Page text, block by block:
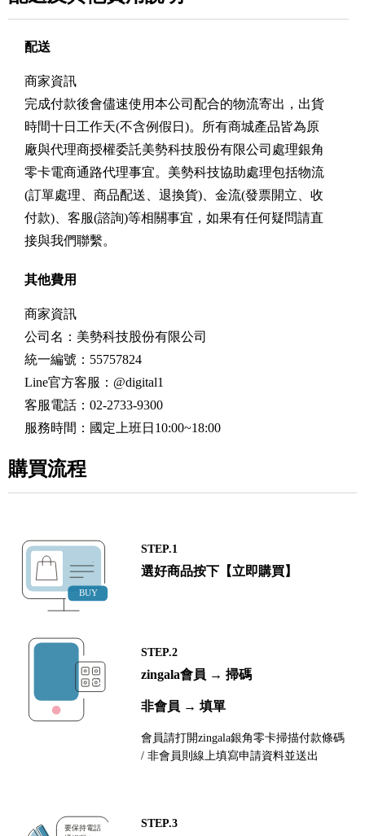
配送
商家資訊
完成付款後會儘速使用本公司配合的物流寄出，出貨
時間十日工作天(不含例假日)。所有商城產品皆為原
廠與代理商授權委託美勢科技股份有限公司處理銀角
零卡電商通路代理事宜。美勢科技協助處理包括物流
(訂單處理、商品配送、退換貨)、金流(發票開立、收
付款)、客服(諮詢)等相關事宜，如果有任何疑問請直
接與我們聯繫。
其他費用
商家資訊
公司名：美勢科技股份有限公司
統一編號：55757824
Line官方客服：@digital1
客服電話：02-2733-9300
服務時間：國定上班日10:00~18:00
購買流程
STEP.1
選好商品按下【立即購買】
STEP.2
zingala會員 → 掃碼
非會員 → 填單
會員請打開zingala銀角零卡掃描付款條碼
/ 非會員則線上填寫申請資料並送出
STEP.3